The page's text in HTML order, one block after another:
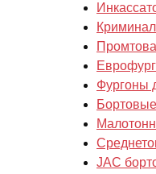
Фургоны
JAC